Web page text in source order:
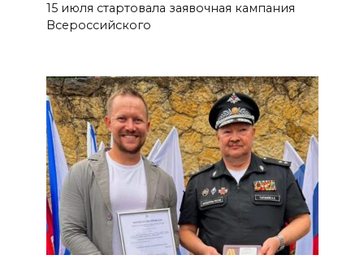
15 июля стартовала заявочная кампания
Всероссийского